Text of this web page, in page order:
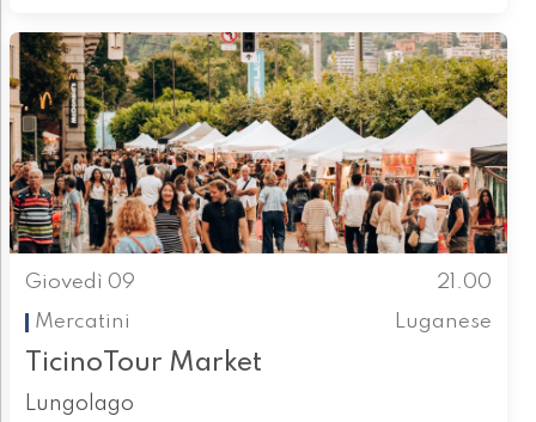
Giovedì 09
21.00
Mercatini
Luganese
TicinoTour Market
Lungolago